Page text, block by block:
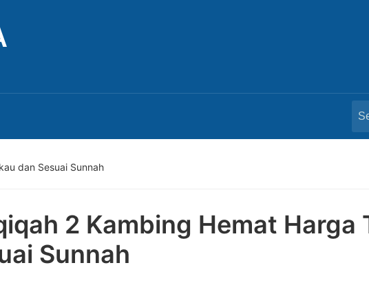
for:
dan Sesuai Sunnah
2 Kambing Hemat Harga
Sunnah